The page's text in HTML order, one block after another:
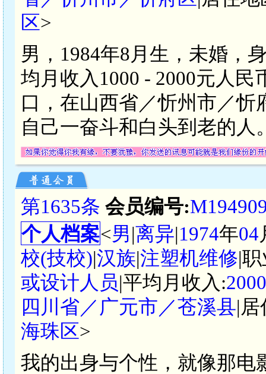
区>
男，1984年8月生，未婚，
均月收入1000 - 2000元人
口，在山西省／忻州市／
自己一奋斗和白头到老的人
第1635条 会员编号:
个人档案<男|离异|1974年04
校(技校)|汉族|注塑机维修|
或设计人员|平均月收入:
四川省／广元市／苍溪县|居
海珠区>
我的出身与个性，就像那电